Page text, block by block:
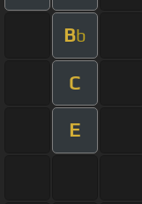
Bb
C
E